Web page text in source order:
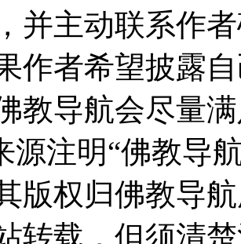
并主动联系作
作者希望披露
教导航会尽量
源注明“佛教导
版权归佛教导
转载，但须清